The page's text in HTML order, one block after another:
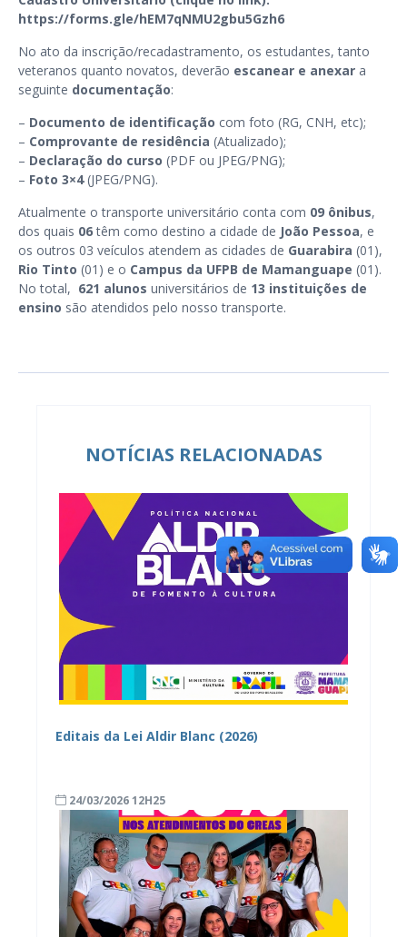
https://forms.gle/hEM7qNMU2gbu5Gzh6
No ato da inscrição/recadastramento, os estudantes, tanto
veteranos quanto novatos, deverão escanear e anexar a
seguinte documentação:
– Documento de identificação com foto (RG, CNH, etc);
– Comprovante de residência (Atualizado);
– Declaração do curso (PDF ou JPEG/PNG);
– Foto 3×4(JPEG/PNG).
Atualmente o transporte universitário conta com 09 ônibus,
dos quais 06têm como destino a cidade de João Pessoa, e
os outros 03 veículos atendem as cidades de Guarabira (01),
Rio Tinto (01) e o Campus da UFPB de Mamanguape (01).
No total, 621 alunos universitários de 13 instituições de
ensino são atendidos pelo nosso transporte.
NOTÍCIAS RELACIONADAS
Editais da Lei Aldir Blanc (2026)
24/03/2026 12H25